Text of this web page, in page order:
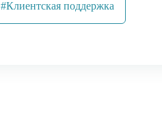
#Клиентская поддержка